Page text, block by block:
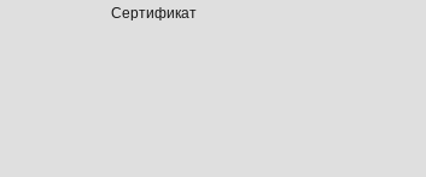
Сертификат